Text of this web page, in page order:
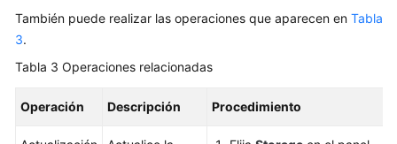
También puede realizar las operaciones que aparecen en Tabla
3.
Tabla 3 Operaciones relacionadas
Operación Descripción Procedimiento